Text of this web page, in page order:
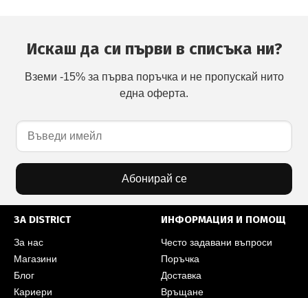
Искаш да си първи в списъка ни?
Вземи -15% за първа поръчка и не пропускай нито
една оферта.
Абонирай се
ЗА DISTRICT
За нас
Магазини
Блог
Кариери
ИНФОРМАЦИЯ И ПОМОЩ
Често задавани въпроси
Поръчка
Доставка
Връщане